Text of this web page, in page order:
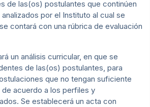
de las(os) postulantes que continúen
por el Instituto al cual se
contará con una rúbrica de evaluación
un análisis curricular, en que se
de las(os) postulantes, para
que no tengan suficiente
acuerdo a los perfiles y
Se establecerá un acta con